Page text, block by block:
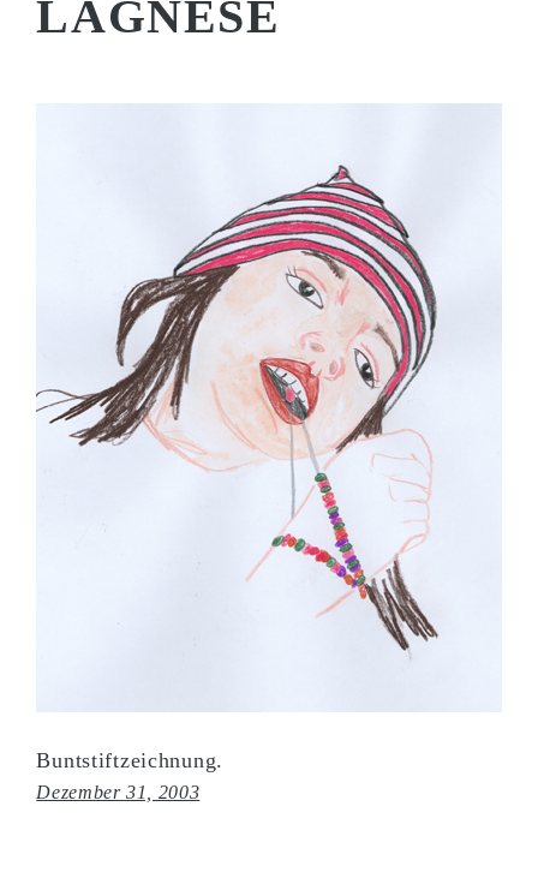
LAGNESE
Buntstiftzeichnung.
Dezember 31, 2003